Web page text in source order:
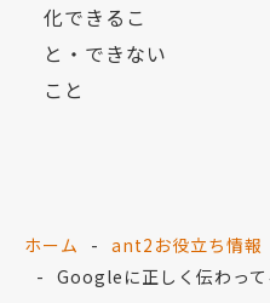
化できるこ
と・できない
こと
ホーム
ant2お役立ち情報
Googleに正しく伝わっ